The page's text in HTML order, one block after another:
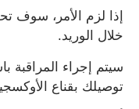
إذا لزم الأمر،
خلال الوريد.
سيتم إجراء المراقبة
توصيلك بقناع